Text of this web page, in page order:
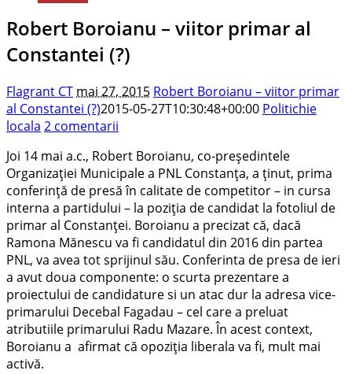
Robert Boroianu – viitor primar al
Constantei (?)
Flagrant CT mai 27, 2015 Robert Boroianu – viitor primar
al Constantei (?)2015-05-27T10:30:48+00:00 Politichie
locala 2 comentarii
Joi 14 mai a.c., Robert Boroianu, co-preşedintele
Organizaţiei Municipale a PNL Constanţa, a ţinut, prima
conferinţă de presă în calitate de competitor – in cursa
interna a partidului – la poziţia de candidat la fotoliul de
primar al Constanţei. Boroianu a precizat că, dacă
Ramona Mănescu va fi candidatul din 2016 din partea
PNL, va avea tot sprijinul său. Conferinta de presa de ieri
a avut doua componente: o scurta prezentare a
proiectului de candidature si un atac dur la adresa vice-
primarului Decebal Fagadau – cel care a preluat
atributiile primarului Radu Mazare. În acest context,
Boroianu a afirmat că opoziţia liberala va fi, mult mai
activă.